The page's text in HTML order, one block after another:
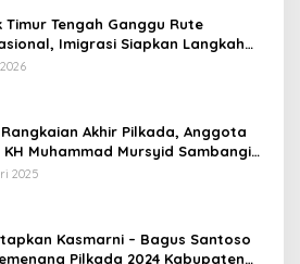
Timur Tengah Ganggu Rute
Imigrasi Siapkan Langkah
Akhir Pilkada, Anggota
KH Muhammad Mursyid Sambangi
2025
Kasmarni – Bagus Santoso
Pilkada 2024 Kabupaten